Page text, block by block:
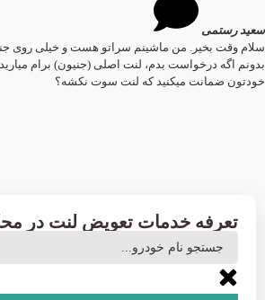
سعید رستمی
سلام وقت بخیر. من ماشینم سراتو هست و خیلی روی
بدونم اگه درخواست بدم، لنت اصلی (جنیون) برام میارید
خودتون ضمانت میکنید که لنت سوت نکشه؟
تعرفه خدمات تعویض لنت در